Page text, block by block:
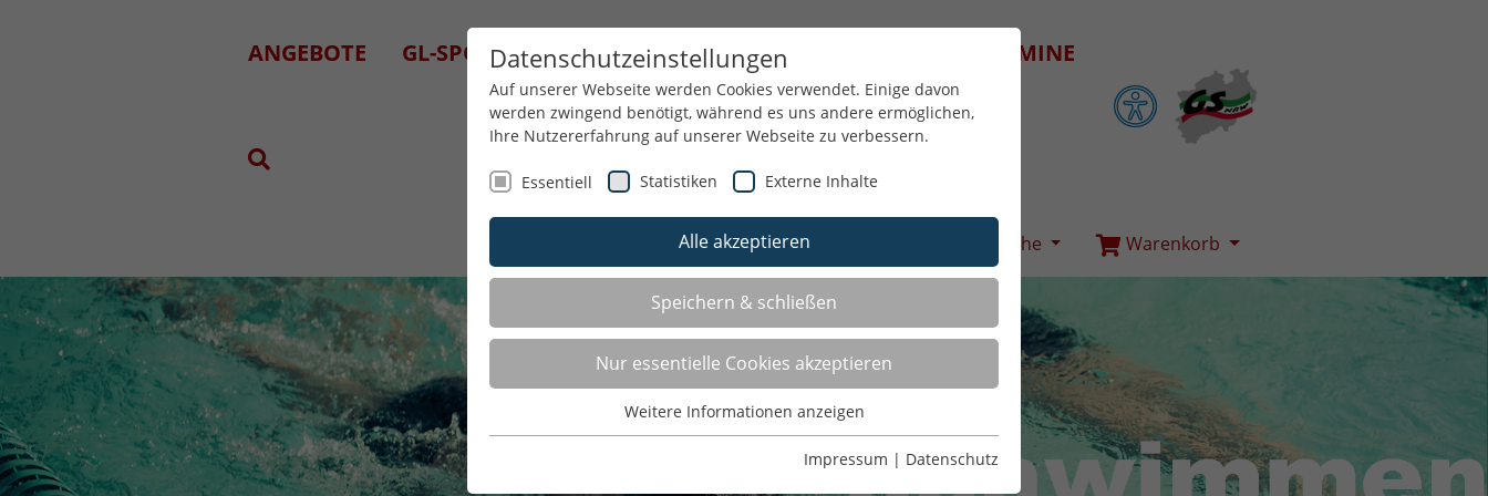
ANGEBOTE GL-SPORT GSNRW SPORTJUGEND TERMINE
Suche Warenkorb
Datenschutzeinstellungen
Auf unserer Webseite werden Cookies verwendet. Einige davon
werden zwingend benötigt, während es uns andere ermöglichen,
Ihre Nutzererfahrung auf unserer Webseite zu verbessern.
Essentiell Statistiken Externe Inhalte
Alle akzeptieren
Speichern & schließen
Nur essentielle Cookies akzeptieren
Essentielle Cookies werden für grundlegende Funktionen der
Weitere Informationen anzeigen
Impressum | Datenschutz